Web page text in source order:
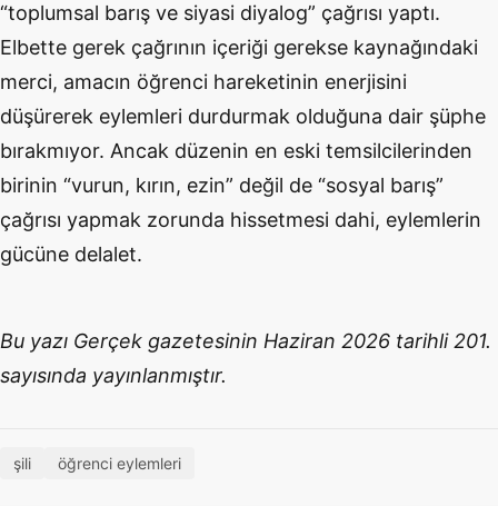
“toplumsal barış ve siyasi diyalog” çağrısı yaptı.
Elbette gerek çağrının içeriği gerekse kaynağındaki
merci, amacın öğrenci hareketinin enerjisini
düşürerek eylemleri durdurmak olduğuna dair şüphe
bırakmıyor. Ancak düzenin en eski temsilcilerinden
birinin “vurun, kırın, ezin” değil de “sosyal barış”
çağrısı yapmak zorunda hissetmesi dahi, eylemlerin
gücüne delalet.
Bu yazı Gerçek gazetesinin Haziran 2026 tarihli 201.
sayısında yayınlanmıştır.
şili öğrenci eylemleri